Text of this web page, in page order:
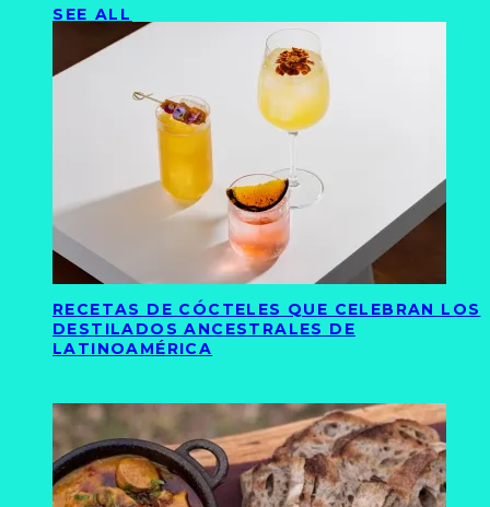
SEE ALL
RECETAS DE CÓCTELES QUE CELEBRAN LOS
DESTILADOS ANCESTRALES DE
LATINOAMÉRICA